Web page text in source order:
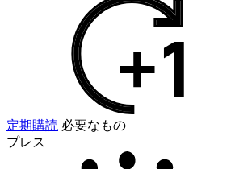
定期購読 必要なもの
プレス